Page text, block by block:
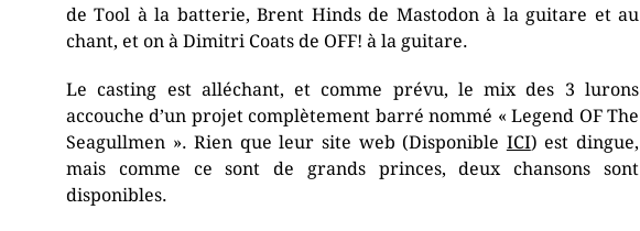
de Tool à la batterie, Brent Hinds de Mastodon à la guitare et au
chant, et on à Dimitri Coats de OFF! à la guitare.
Le casting est alléchant, et comme prévu, le mix des 3 lurons
accouche d’un projet complètement barré nommé « Legend OF The
Seagullmen ». Rien que leur site web (Disponible ICI) est dingue,
mais comme ce sont de grands princes, deux chansons sont
disponibles.